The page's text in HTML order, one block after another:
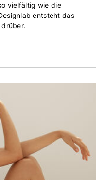
vielfältig wie die
entsteht das